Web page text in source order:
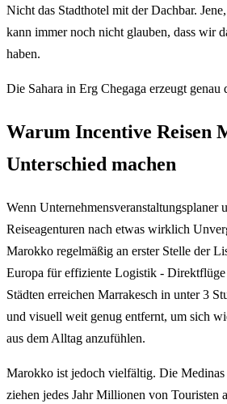
Nicht das Stadthotel mit der Dachbar.
kann immer noch nicht glauben, dass wir
haben.
Die Sahara in Erg Chegaga erzeugt genau
Warum Incentive Reisen
Unterschied machen
Wenn Unternehmensveranstaltungsplaner
Reiseagenturen nach etwas wirklich
Marokko regelmäßig an erster Stelle der
Europa für effiziente Logistik - Direktflüge
Städten erreichen Marrakesch in unter 3
und visuell weit genug entfernt, um sich
aus dem Alltag anzufühlen.
Marokko ist jedoch vielfältig. Die
ziehen jedes Jahr Millionen von Touristen